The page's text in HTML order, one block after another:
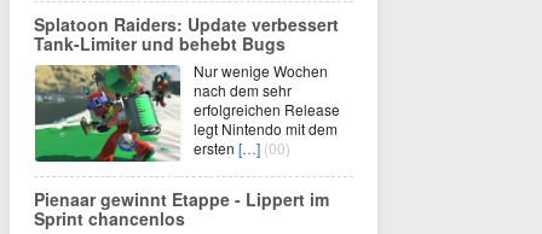
Splatoon Raiders: Update verbessert
Tank-Limiter und behebt Bugs
Nur wenige Wochen
nach dem sehr
erfolgreichen Release
legt Nintendo mit dem
ersten […] (00)
Pienaar gewinnt Etappe - Lippert im
Sprint chancenlos